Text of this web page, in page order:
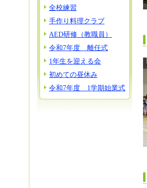
全校練習
手作り料理クラブ
AED研修（教職員）
令和7年度 離任式
1年生を迎える会
初めての昼休み
令和7年度 1学期始業式